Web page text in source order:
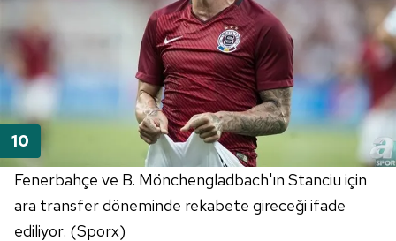
Fenerbahçe ve B. Mönchengladbach'ın Stanciu için
ara transfer döneminde rekabete gireceği ifade
ediliyor. (Sporx)